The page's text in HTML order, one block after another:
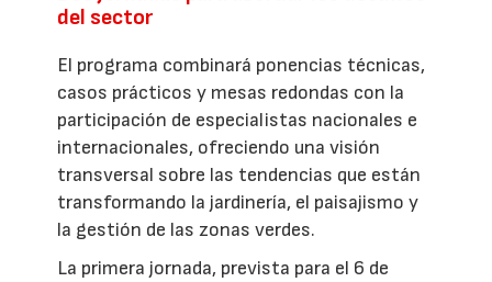
del sector
El programa combinará ponencias técnicas,
casos prácticos y mesas redondas con la
participación de especialistas nacionales e
internacionales, ofreciendo una visión
transversal sobre las tendencias que están
transformando la jardinería, el paisajismo y
la gestión de las zonas verdes.
La primera jornada, prevista para el 6 de